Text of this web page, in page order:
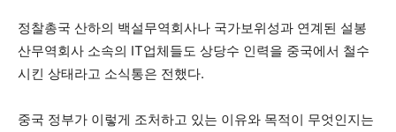
정찰총국 산하의 백설무역회사나 국가보위성과 연계된 설봉
산무역회사 소속의 IT업체들도 상당수 인력을 중국에서 철수
시킨 상태라고 소식통은 전했다.
중국 정부가 이렇게 조처하고 있는 이유와 목적이 무엇인지는